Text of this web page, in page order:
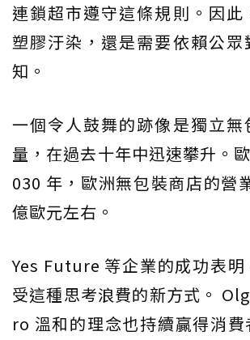
連鎖超市遵守這條規則。因此
塑膠汙染，還是需要依賴公眾
知。
一個令人鼓舞的跡像是獨立無
量，在過去十年中迅速攀升。
030 年，歐洲無包裝商店的營
億歐元左右。
Yes Future 等企業的成功表明
受這種思考浪費的新方式。
ro 溫和的理念也持續贏得消